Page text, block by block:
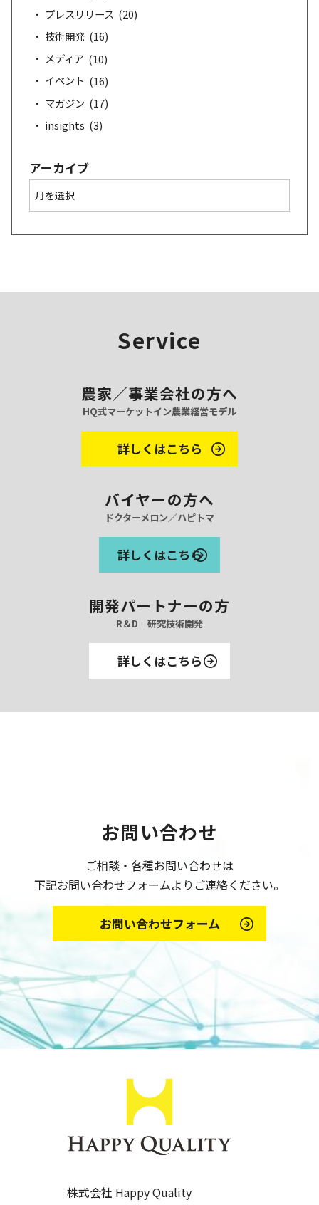
プレスリリース (20)
技術開発 (16)
メディア (10)
イベント (16)
マガジン (17)
insights (3)
アーカイブ
ア
ー
Service
農家／事業会社の方へ
HQ式マーケットイン農業経営モデル
詳しくはこちら
バイヤーの方へ
ドクターメロン／ハピトマ
詳しくはこちら
開発パートナーの方
R＆D 研究技術開発
詳しくはこちら
お問い合わせ
ご相談・各種お問い合わせは
下記お問い合わせフォームよりご連絡ください。
お問い合わせフォーム
株式会社 Happy Quality